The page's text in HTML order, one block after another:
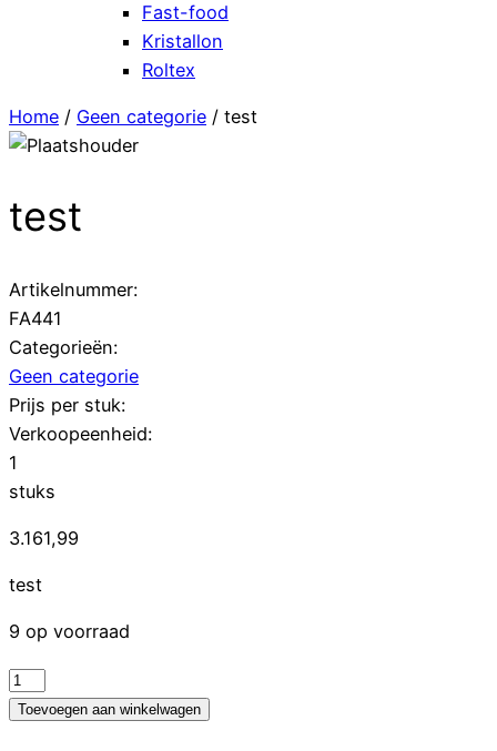
Fast-food
Kristallon
Roltex
Home / Geen categorie / test
test
Artikelnummer:
FA441
Categorieën:
Geen categorie
Prijs per stuk:
Verkoopeenheid:
1
stuks
3.161,99
test
9 op voorraad
test
aantal
Toevoegen aan winkelwagen